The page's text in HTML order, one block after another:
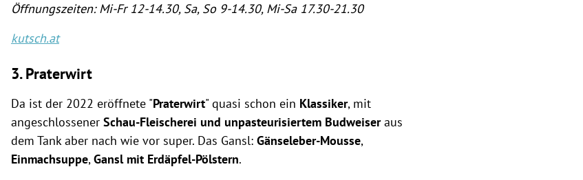
Öffnungszeiten: Mi-Fr 12-14.30, Sa, So 9-14.30, Mi-Sa 17.30-21.30
kutsch.at
3. Praterwirt
Da ist der 2022 eröffnete "Praterwirt" quasi schon ein Klassiker, mit
angeschlossener Schau-Fleischerei und unpasteurisiertem Budweiseraus
dem Tank aber nach wie vor super. Das Gansl: Gänseleber-Mousse,
Einmachsuppe,Gansl mit Erdäpfel-Pölstern.